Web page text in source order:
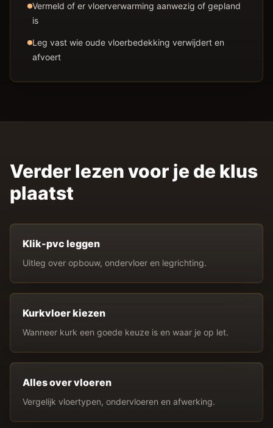
Vermeld of er vloerverwarming aanwezig of gepland
is
Leg vast wie oude vloerbedekking verwijdert en
afvoert
Verder lezen voor je de klus
plaatst
Klik-pvc leggen
Uitleg over opbouw, ondervloer en legrichting.
Kurkvloer kiezen
Wanneer kurk een goede keuze is en waar je op let.
Alles over vloeren
Vergelijk vloertypen, ondervloeren en afwerking.